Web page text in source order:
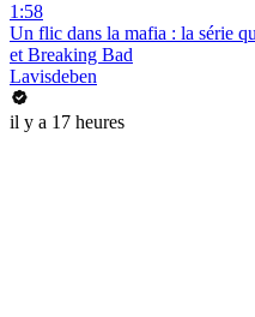
1:58
Un flic dans la mafia : la série
et Breaking Bad
Lavisdeben
il y a 17 heures